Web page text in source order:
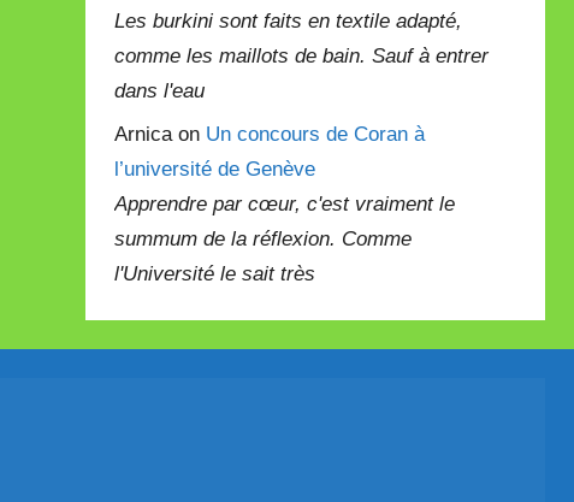
Les burkini sont faits en textile adapté,
comme les maillots de bain. Sauf à entrer
dans l'eau
Arnica on Un concours de Coran à
l’université de Genève
Apprendre par cœur, c'est vraiment le
summum de la réflexion. Comme
l'Université le sait très